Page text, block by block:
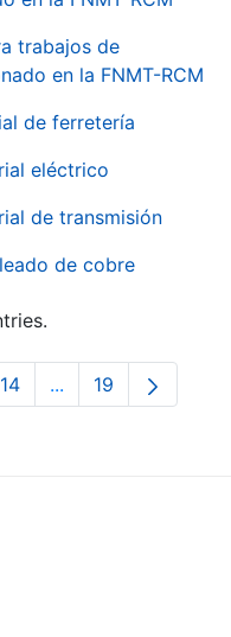
trabajos de
en la FNMT-RCM
de ferretería
eléctrico
de transmisión
de cobre
Use TAB to navigate.
Page
14 ...Intermediate
Page
19